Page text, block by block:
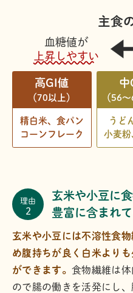
主食
血糖値が
上昇しやすい
高GI値
（70以上）
精白米、食パン
コーンフレーク
中
（56
うど
小麦
理由
2
玄米や小豆に
豊富に含まれて
玄米や小豆には不溶性食
め腹持ちが良く白米より
ができます。 食物繊維は体
ので腸の働きを活発にし